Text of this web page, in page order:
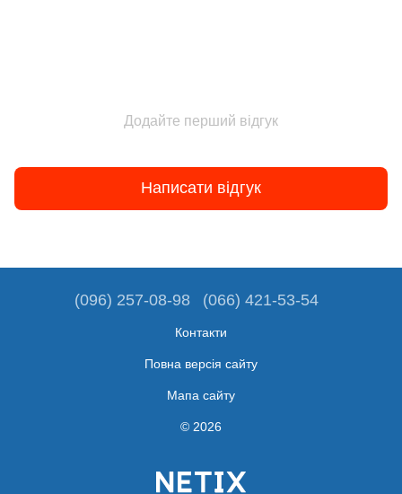
Додайте перший відгук
Написати відгук
(096) 257-08-98 (066) 421-53-54
Контакти
Повна версія сайту
Мапа сайту
© 2026